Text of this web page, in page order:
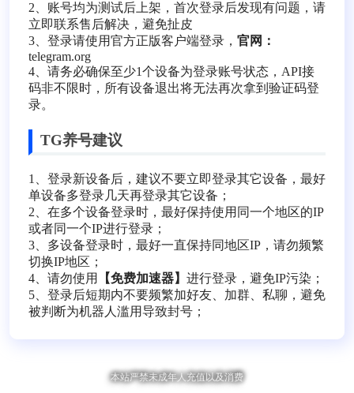
2、账号均为测试后上架，首次登录后发现有问题，请
立即联系售后解决，避免扯皮
3、登录请使用官方正版客户端登录， 官网：
telegram.org
4、请务必确保至少1个设备为登录账号状态，API接
码非不限时，所有设备退出将无法再次拿到验证码登
录。
TG养号建议
1、登录新设备后，建议不要立即登录其它设备，最好
单设备多登录几天再登录其它设备；
2、在多个设备登录时，最好保持使用同一个地区的IP
或者同一个IP进行登录；
3、多设备登录时，最好一直保持同地区IP，请勿频繁
切换IP地区；
4、请勿使用
【免费加速器】 进行登录，避免IP污染；
5、登录后短期内不要频繁加好友、加群、私聊，避免
被判断为机器人滥用导致封号；
本站严禁未成年人充值以及消费